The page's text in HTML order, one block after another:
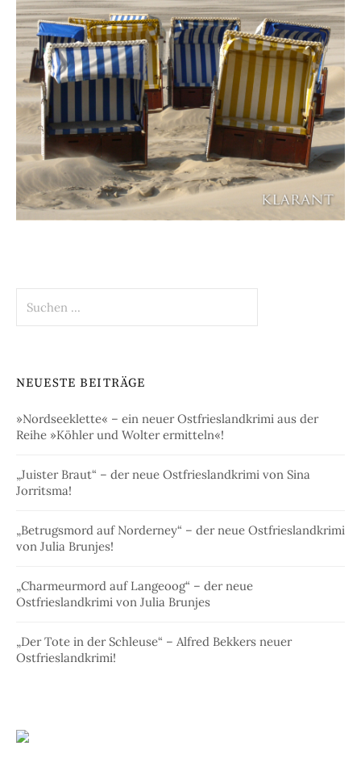
nach:
NEUESTE BEITRÄGE
»Nordseeklette« – ein neuer Ostfrieslandkrimi aus der
Reihe »Köhler und Wolter ermitteln«!
„Juister Braut“ – der neue Ostfrieslandkrimi von Sina
Jorritsma!
„Betrugsmord auf Norderney“ – der neue Ostfrieslandkrimi
von Julia Brunjes!
„Charmeurmord auf Langeoog“ – der neue
Ostfrieslandkrimi von Julia Brunjes
„Der Tote in der Schleuse“ – Alfred Bekkers neuer
Ostfrieslandkrimi!